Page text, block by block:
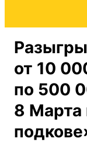
от 10
по 500
8 Марта